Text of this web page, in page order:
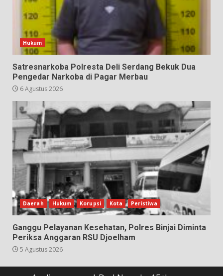
Hukum
Satresnarkoba Polresta Deli Serdang Bekuk Dua
Pengedar Narkoba di Pagar Merbau
6 Agustus 2026
Daerah Hukum Korupsi Kota Peristiwa
Ganggu Pelayanan Kesehatan, Polres Binjai Diminta
Periksa Anggaran RSU Djoelham
5 Agustus 2026